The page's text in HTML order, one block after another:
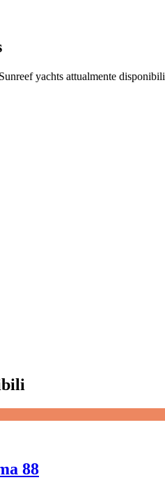
Sunreef yachts attualmente disponibili
88